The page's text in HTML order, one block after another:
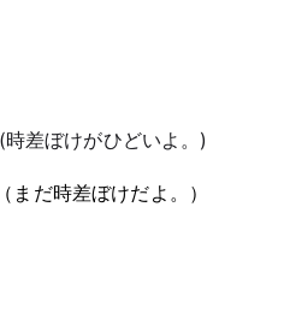
(時差ぼけがひどいよ。)
（まだ時差ぼけだよ。 ）